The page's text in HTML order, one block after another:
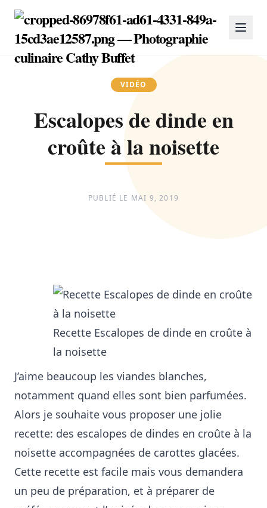
VIDÉO
Escalopes de dinde en
croûte à la noisette
PUBLIÉ LE MAI 9, 2019
Recette Escalopes de dinde en croûte à
la noisette
J’aime beaucoup les viandes blanches,
notamment quand elles sont bien parfumées.
Alors je souhaite vous proposer une jolie
recette: des escalopes de dindes en croûte à la
noisette accompagnées de carottes glacées.
Cette recette est facile mais vous demandera
un peu de préparation, et à préparer de